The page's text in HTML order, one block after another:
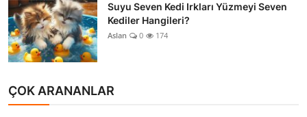
Suyu Seven Kedi Irkları Yüzmeyi Seven
Kediler Hangileri?
Aslan 0 174
ÇOK ARANANLAR